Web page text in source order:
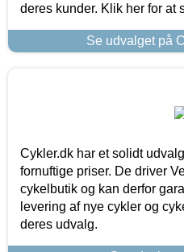
deres kunder. Klik her for at
Se udvalget på
Cykler.dk har et solidt
fornuftige priser. De driver
cykelbutik og kan derfor
levering af nye cykler og
deres udvalg.